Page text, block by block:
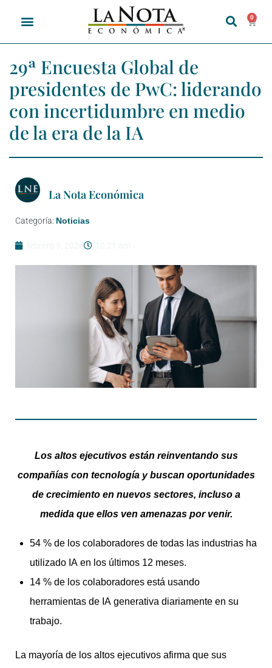
0
29ª Encuesta Global de
presidentes de PwC: liderando
con incertidumbre en medio
de la era de la IA
La Nota Económica
Categoría: Noticias
Los altos ejecutivos están reinventando sus
compañías con tecnología y buscan oportunidades
de crecimiento en nuevos sectores, incluso a
medida que ellos ven amenazas por venir.
54 % de los colaboradores de todas las industrias ha
utilizado IA en los últimos 12 meses.
14 % de los colaboradores está usando
herramientas de IA generativa diariamente en su
trabajo.
La mayoría de los altos ejecutivos afirma que sus